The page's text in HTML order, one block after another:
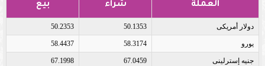
العملة شراء بيع
دولار أمريكى 50.1353
50.2353
يورو 58.3174
58.4437
جنيه إسترلينى 67.0459
67.1998